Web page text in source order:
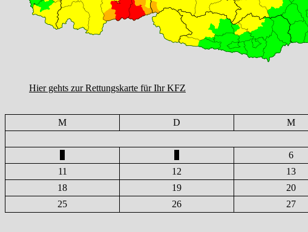
Hier gehts zur Rettungskarte für Ihr KFZ
M
D M
6
11
12 13
18
19 20
25
26 27